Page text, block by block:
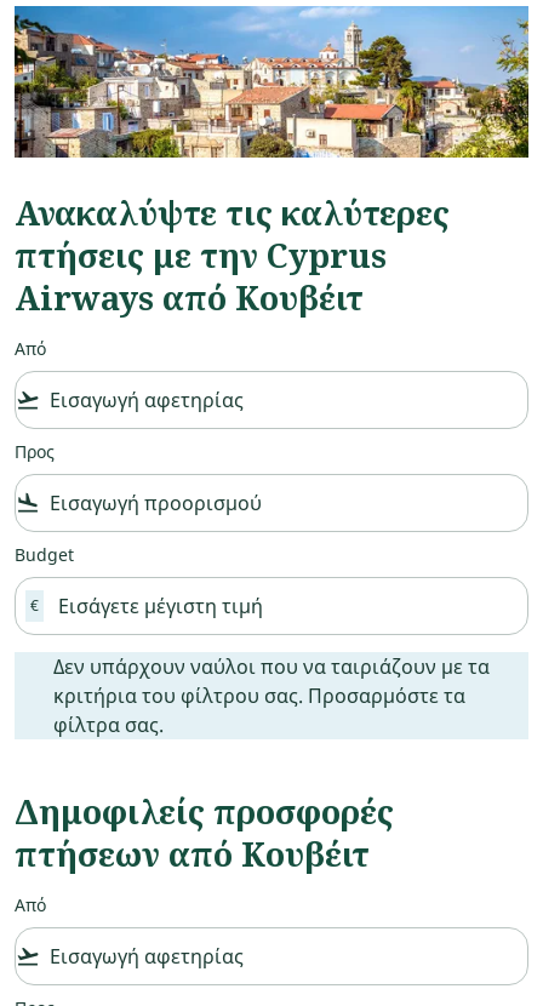
Ανακαλύψτε τις καλύτερες
πτήσεις με την Cyprus
Airways από Κουβέιτ
Από
flight_takeoff
Προς
flight_land
Budget
€
Δεν υπάρχουν ναύλοι που να ταιριάζουν με τα
κριτήρια του φίλτρου σας. Προσαρμόστε τα
φίλτρα σας.
Δεν υπάρχουν ναύλοι που να ταιριάζουν με τα
Δημοφιλείς προσφορές
πτήσεων από Κουβέιτ
Από
flight_takeoff